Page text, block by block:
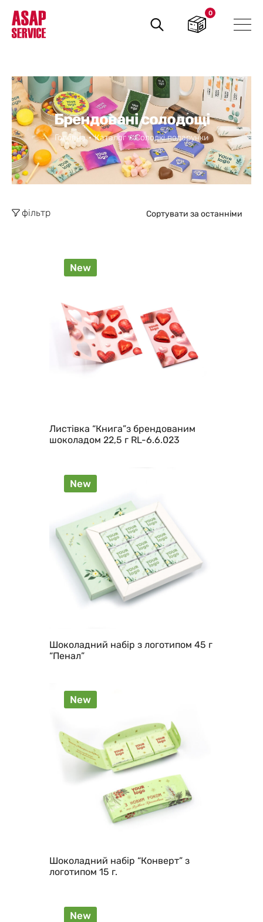
Пошук
товарів
0
Брендовані солодощі
Головна Каталог Солодкі подарунки
Сортувати за останніми
фільтр
New
Листівка “Книга”з брендованим
шоколадом 22,5 г RL-6.6.023
New
Шоколадний набір з логотипом 45 г
“Пенал”
New
Шоколадний набір “Конверт” з
логотипом 15 г.
New